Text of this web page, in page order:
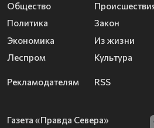
Общество
Политика
Экономика
Леспром
Закон
Из жизни
Культура
Рекламодателям RSS
Газета «Правда Севера»